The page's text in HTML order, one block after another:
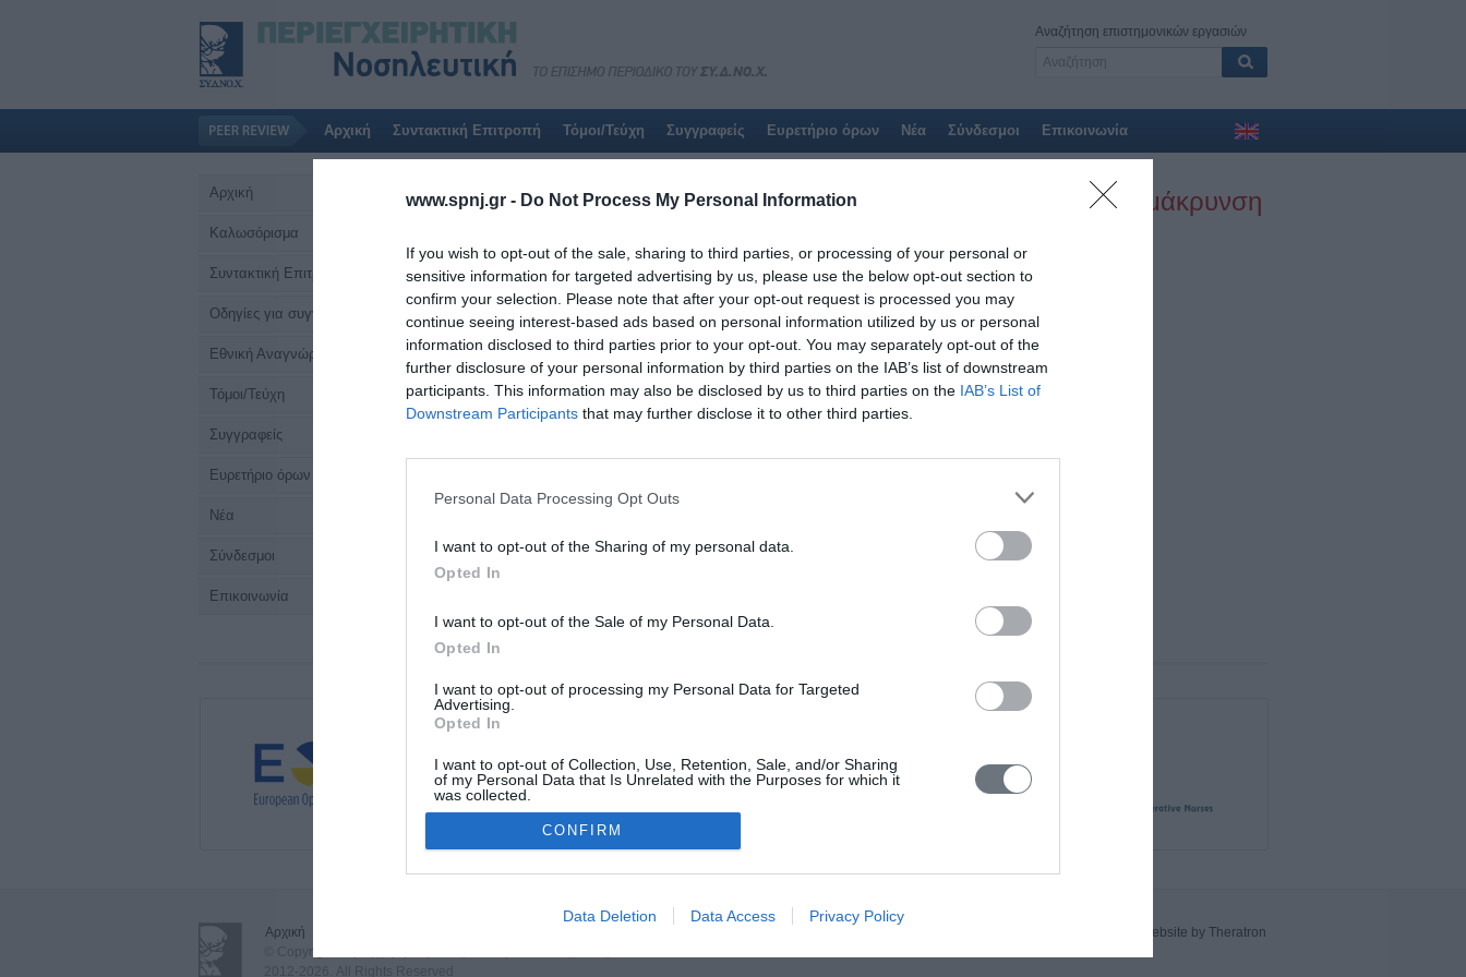
www.spnj.gr - Do Not Process My Personal Information
If you wish to opt-out of the sale, sharing to third parties, or processing of your personal or
sensitive information for targeted advertising by us, please use the below opt-out section to
confirm your selection. Please note that after your opt-out request is processed you may
continue seeing interest-based ads based on personal information utilized by us or personal
information disclosed to third parties prior to your opt-out. You may separately opt-out of the
further disclosure of your personal information by third parties on the IAB’s list of downstream
participants. This information may also be disclosed by us to third parties on the IAB’s List of
Downstream Participants that may further disclose it to other third parties.
Personal Data Processing Opt Outs
I want to opt-out of the Sharing of my personal data.
Opted In
I want to opt-out of the Sale of my Personal Data.
Opted In
I want to opt-out of processing my Personal Data for Targeted
Advertising.
Opted In
I want to opt-out of Collection, Use, Retention, Sale, and/or Sharing
of my Personal Data that Is Unrelated with the Purposes for which it
was collected.
Opted Out
CONFIRM
Data Deletion Data Access Privacy Policy
Αναζήτηση επιστημονικών εργασιών
Αρχική Συντακτική Επιτροπή Τόμοι/Τεύχη Συγγραφείς Ευρετήριο όρων Νέα Σύνδεσμοι Επικοινωνία
Αποτελέσματα για:Λέξεις κλειδιά Ενζυματική απομάκρυνση
Η αναζήτησή σας δεν έβγαλε αποτελέσματα.
Αρχική
Καλωσόρισμα
Συντακτική Επιτροπή
Οδηγίες για συγγραφείς
Εθνική Αναγνώριση
Τόμοι/Τεύχη
Συγγραφείς
Ευρετήριο όρων
Νέα
Σύνδεσμοι
Επικοινωνία
Αρχική
© Copyright Περιεγχειρητική Νοσηλευτική - Το Επίσημο Περιοδικό του ΣΥ.Δ.ΝΟ.Χ.
Website by Theratron